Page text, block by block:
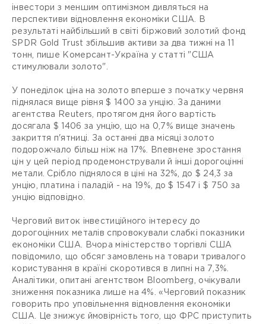
інвестори з меншим оптимізмом дивляться на
перспективи відновлення економіки США. В
результаті найбільший в світі біржовий золотий фонд
SPDR Gold Trust збільшив активи за два тижні на 11
тонн, пише Комерсант-Україна у статті "США
стимулювали золото".
У понеділок ціна на золото вперше з початку червня
піднялася вище рівня $ 1400 за унцію. За даними
агентства Reuters, протягом дня його вартість
досягала $ 1406 за унцію, що на 0,7% вище значень
закриття п'ятниці. За останні два місяці золото
подорожчало більш ніж на 17%. Впевнене зростання
цін у цей період продемонстрували й інші дорогоцінні
метали. Срібло піднялося в ціні на 32%, до $ 24,3 за
унцію, платина і паладій - на 19%, до $ 1547 і $ 750 за
унцію відповідно.
Черговий виток інвестиційного інтересу до
дорогоцінних металів спровокували слабкі показники
економіки США. Вчора міністерство торгівлі США
повідомило, що обсяг замовлень на товари тривалого
користування в країні скоротився в липні на 7,3%.
Аналітики, опитані агентством Bloomberg, очікували
зниження показника лише на 4%. «Черговий показник
говорить про уповільнення відновлення економіки
США. Це знижує ймовірність того, що ФРС приступить